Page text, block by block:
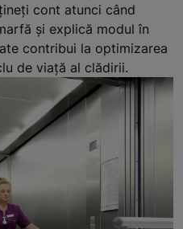
cont atunci când
și explică modul în
contribui la optimizarea
de viață al clădirii.